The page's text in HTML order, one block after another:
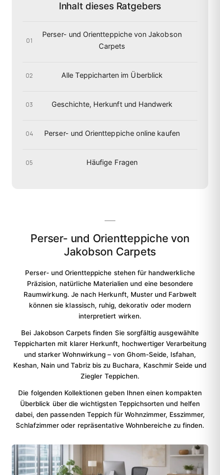
Inhalt dieses Ratgebers
01
Perser- und Orientteppiche von Jakobson
Carpets
02 Alle Teppicharten im Überblick
03 Geschichte, Herkunft und Handwerk
04 Perser- und Orientteppiche online kaufen
05 Häufige Fragen
Perser- und Orientteppiche von
Jakobson Carpets
Perser- und Orientteppiche stehen für handwerkliche
Präzision, natürliche Materialien und eine besondere
Raumwirkung. Je nach Herkunft, Muster und Farbwelt
können sie klassisch, ruhig, dekorativ oder modern
interpretiert wirken.
Bei Jakobson Carpets finden Sie sorgfältig ausgewählte
Teppicharten mit klarer Herkunft, hochwertiger Verarbeitung
und starker Wohnwirkung – von Ghom-Seide, Isfahan,
Keshan, Nain und Tabriz bis zu Buchara, Kaschmir Seide und
Ziegler Teppichen.
Die folgenden Kollektionen geben Ihnen einen kompakten
Überblick über die wichtigsten Teppichsorten und helfen
dabei, den passenden Teppich für Wohnzimmer, Esszimmer,
Schlafzimmer oder repräsentative Wohnbereiche zu finden.